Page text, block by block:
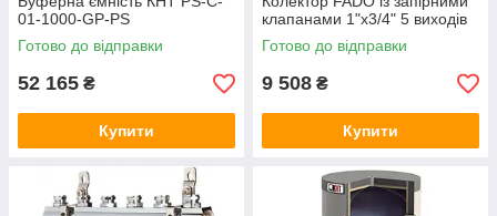
01-1000-GP-PS
Готово до відправки
52 165 ₴
Купити
клапанами 1"х3/4" 5 виходів
Готово до відправки
9 508 ₴
Купити